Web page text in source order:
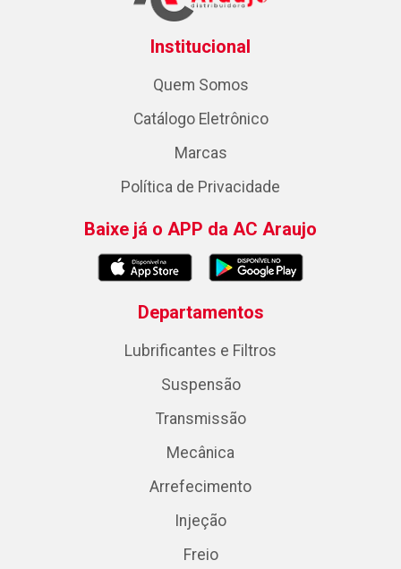
Institucional
Quem Somos
Catálogo Eletrônico
Marcas
Política de Privacidade
Baixe já o APP da AC Araujo
Departamentos
Lubrificantes e Filtros
Suspensão
Transmissão
Mecânica
Arrefecimento
Injeção
Freio